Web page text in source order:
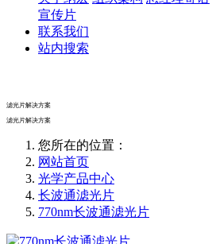
宣传片
联系我们
站内搜索
滤光片解决方案
滤光片解决方案
您所在的位置：
网站首页
光学产品中心
长波通滤光片
770nm长波通滤光片